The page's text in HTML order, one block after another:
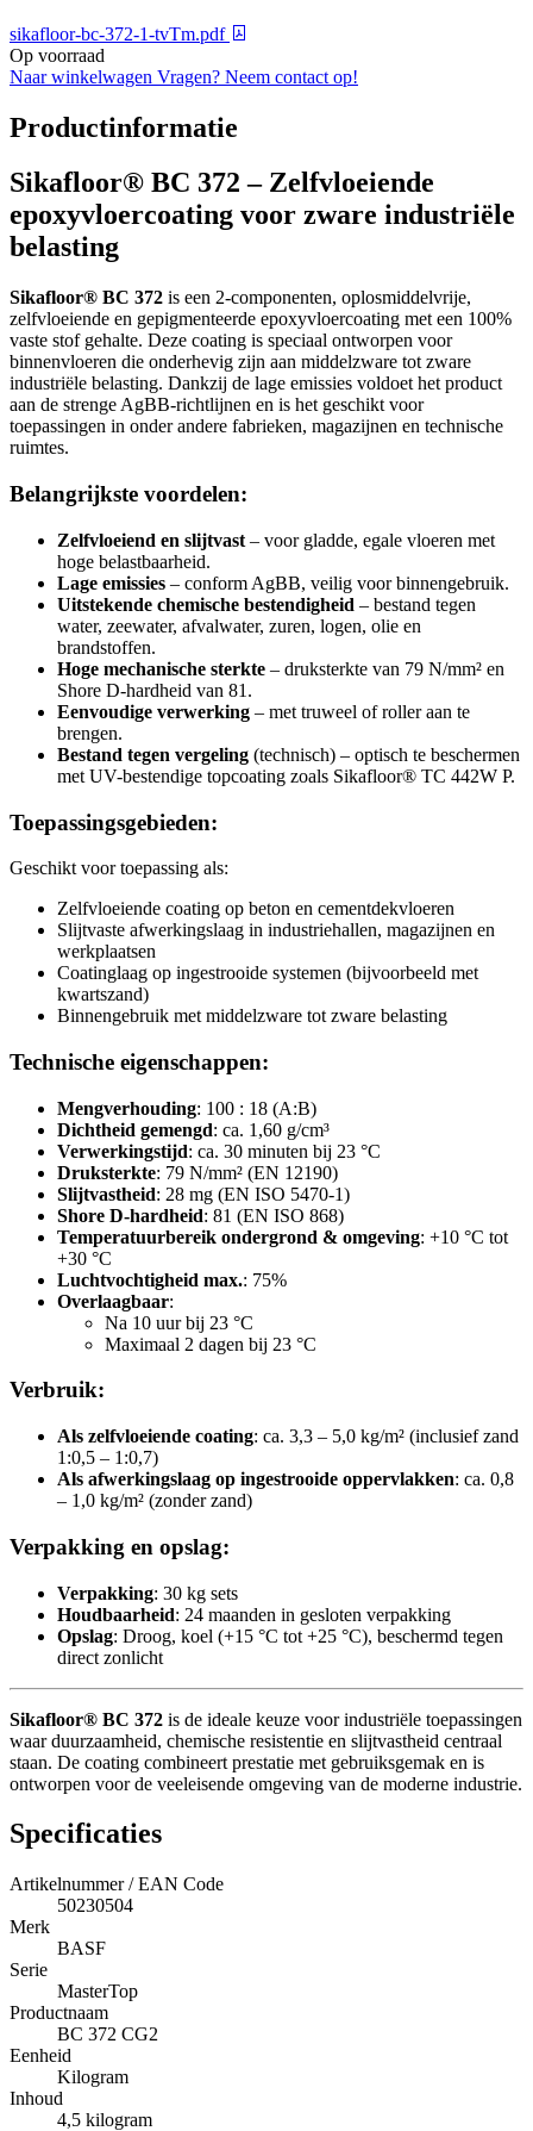
sikafloor-bc-372-1-tvTm.pdf
Op voorraad
Naar winkelwagen Vragen? Neem contact op!
Productinformatie
Sikafloor® BC 372 – Zelfvloeiende
epoxyvloercoating voor zware industriële
belasting
Sikafloor® BC 372 is een 2-componenten, oplosmiddelvrije,
zelfvloeiende en gepigmenteerde epoxyvloercoating met een 100%
vaste stof gehalte. Deze coating is speciaal ontworpen voor
binnenvloeren die onderhevig zijn aan middelzware tot zware
industriële belasting. Dankzij de lage emissies voldoet het product
aan de strenge AgBB-richtlijnen en is het geschikt voor
toepassingen in onder andere fabrieken, magazijnen en technische
ruimtes.
Belangrijkste voordelen:
Zelfvloeiend en slijtvast – voor gladde, egale vloeren met
hoge belastbaarheid.
Lage emissies – conform AgBB, veilig voor binnengebruik.
Uitstekende chemische bestendigheid – bestand tegen
water, zeewater, afvalwater, zuren, logen, olie en
brandstoffen.
Hoge mechanische sterkte – druksterkte van 79 N/mm² en
Shore D-hardheid van 81.
Eenvoudige verwerking – met truweel of roller aan te
brengen.
Bestand tegen vergeling (technisch) – optisch te beschermen
met UV-bestendige topcoating zoals Sikafloor® TC 442W P.
Toepassingsgebieden:
Geschikt voor toepassing als:
Zelfvloeiende coating op beton en cementdekvloeren
Slijtvaste afwerkingslaag in industriehallen, magazijnen en
werkplaatsen
Coatinglaag op ingestrooide systemen (bijvoorbeeld met
kwartszand)
Binnengebruik met middelzware tot zware belasting
Technische eigenschappen:
Mengverhouding: 100 : 18 (A:B)
Dichtheid gemengd: ca. 1,60 g/cm³
Verwerkingstijd: ca. 30 minuten bij 23 °C
Druksterkte: 79 N/mm² (EN 12190)
Slijtvastheid: 28 mg (EN ISO 5470-1)
Shore D-hardheid: 81 (EN ISO 868)
Temperatuurbereik ondergrond & omgeving: +10 °C tot
+30 °C
Luchtvochtigheid max.: 75%
Overlaagbaar:
Na 10 uur bij 23 °C
Maximaal 2 dagen bij 23 °C
Verbruik:
Als zelfvloeiende coating: ca. 3,3 – 5,0 kg/m² (inclusief zand
1:0,5 – 1:0,7)
Als afwerkingslaag op ingestrooide oppervlakken: ca. 0,8
– 1,0 kg/m² (zonder zand)
Verpakking en opslag:
Verpakking: 30 kg sets
Houdbaarheid: 24 maanden in gesloten verpakking
Opslag: Droog, koel (+15 °C tot +25 °C), beschermd tegen
direct zonlicht
Sikafloor® BC 372 is de ideale keuze voor industriële toepassingen
waar duurzaamheid, chemische resistentie en slijtvastheid centraal
staan. De coating combineert prestatie met gebruiksgemak en is
ontworpen voor de veeleisende omgeving van de moderne industrie.
Specificaties
Artikelnummer / EAN Code
50230504
Merk
BASF
Serie
MasterTop
Productnaam
BC 372 CG2
Eenheid
Kilogram
Inhoud
4,5 kilogram